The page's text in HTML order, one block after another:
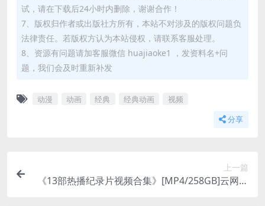
试，请在下载后24小时内删除，谢谢合作！
7、版权归作者或出版社方所有，本站不对涉及的版权问题负
法律责任。若版权方认为本站侵权，请联系客服处理。
8、资源有问题请加客服微信 huajiaoke1 ，发资料名+问
题，我们会及时重新补发
动漫 动画 经典 经典动画 视频
分享
上一篇
《13部热播纪录片视频合集》[MP4/258GB]云网盘